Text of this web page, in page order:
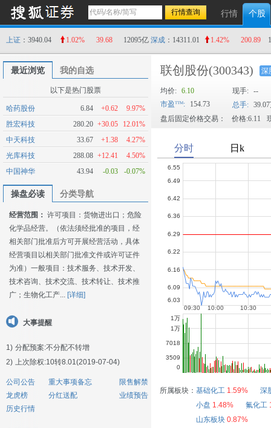
行情 个股
上证 ：3940.04 1.02% 39.68 12095亿 深成 ：14311.01 1.42% 200.89
最近浏览 我的自选
以下是热门股票
哈药股份 6.84 +0.62
9.97%
胜宏科技
280.20 +30.05
12.01%
中天科技
33.67 +1.38
4.27%
光库科技
288.08 +12.41
4.50%
中国神华
43.94 -0.03 -0.07%
操盘必读 分类导航
经营范围： 许可项目：货物进出口；危险
化学品经营。（依法须经批准的项目，经
相关部门批准后方可开展经营活动，具体
经营项目以相关部门批准文件或许可证件
为准）一般项目：技术服务、技术开发、
技术咨询、技术交流、技术转让、技术推
广；生物化工产... [详细]
大事提醒
1) 分配预案:不分配不转增
2) 上次除权:10转8.01(2019-07-04)
公司公告 重大事项备忘
限售解禁
龙虎榜
分红送配
业绩预告
历史行情
联创股份(300343) 深
均价: 6.10 现手: --
市盈
: 154.73 总手:
盘后固定价格交易：
价格:6.11
所属板块： 基础化工 1.59%
深
小盘 1.48% 氟化工
山东板块 0.87%